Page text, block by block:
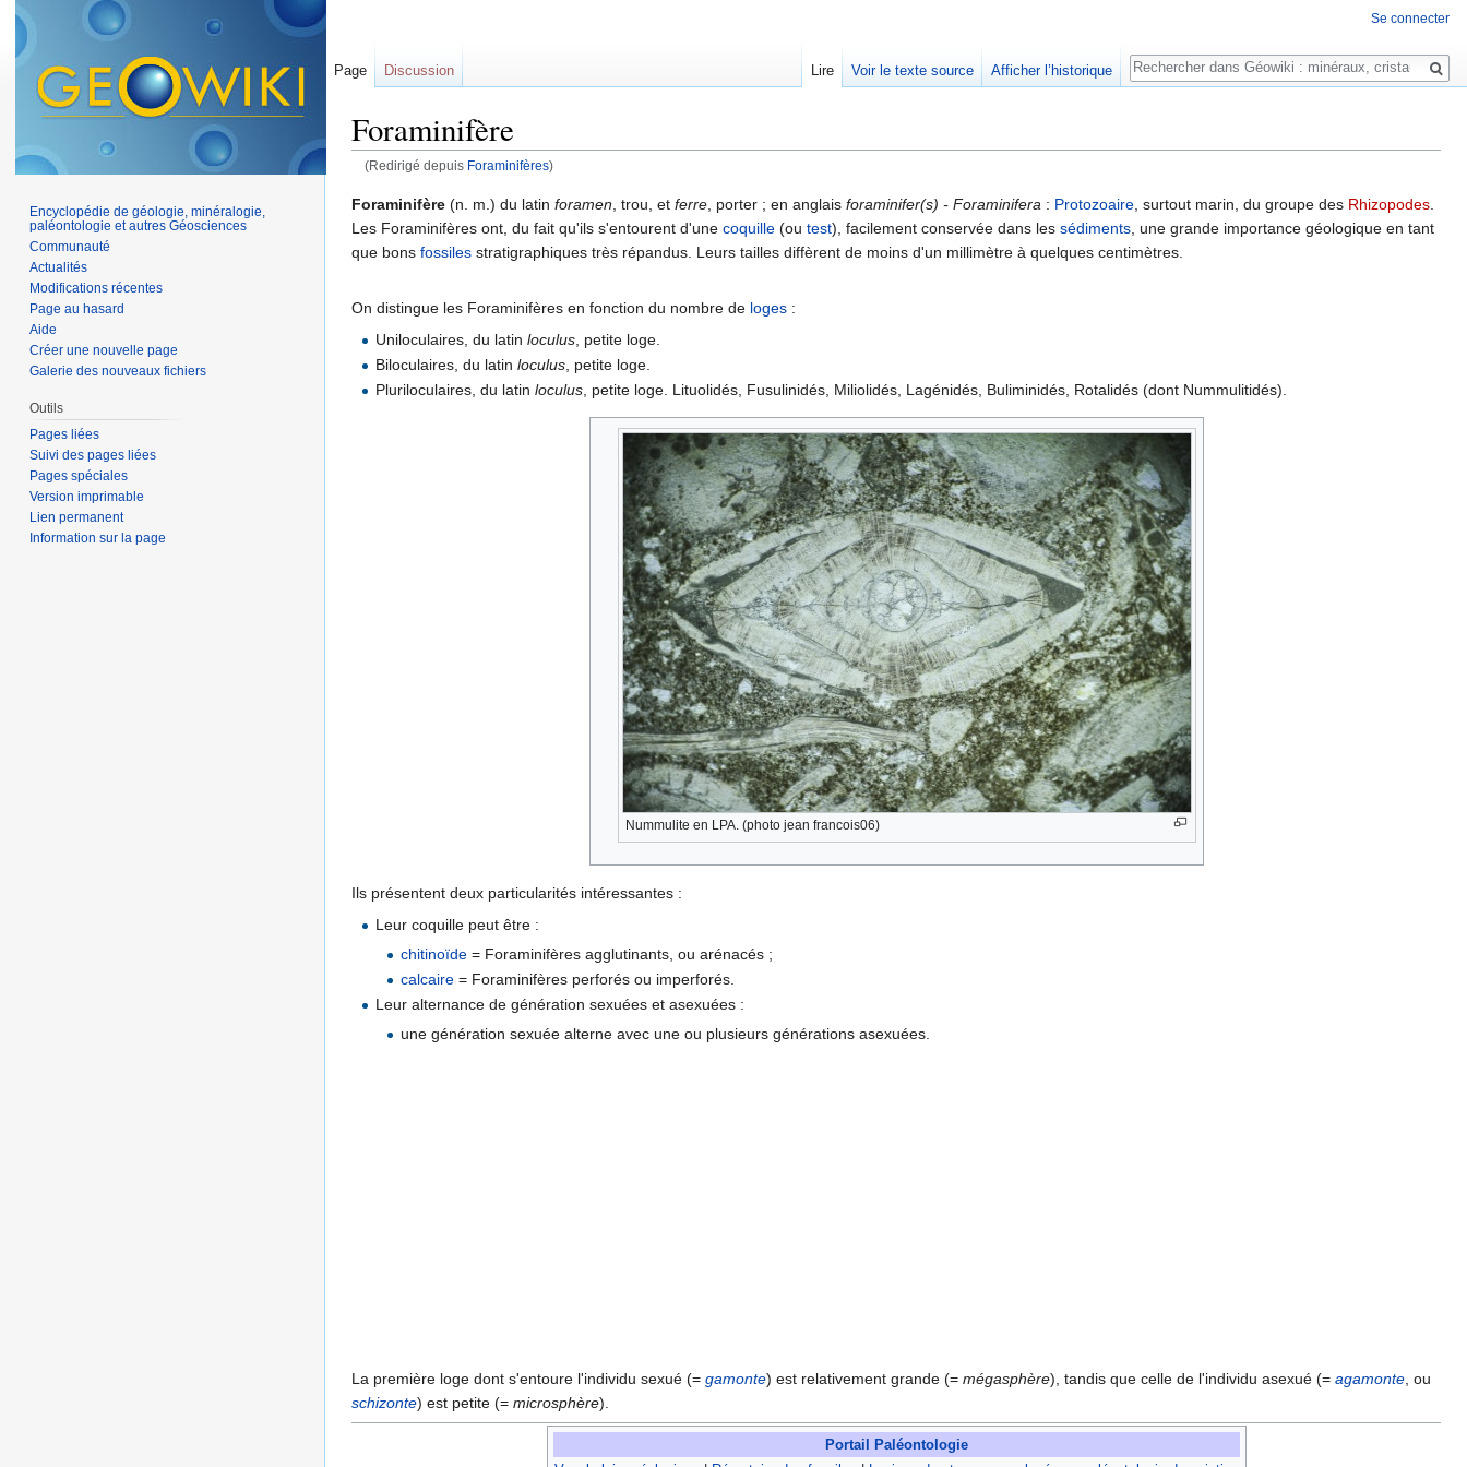
Foraminifère
(Redirigé depuis Foraminifères)
Foraminifère (n. m.) du latin foramen , trou, et ferre , porter ; en anglais foraminifer(s) - Foraminifera : Protozoaire , surtout marin, du groupe des Rhizopodes
Les Foraminifères ont, du fait qu'ils s'entourent d'une coquille (ou test), facilement conservée dans les sédiments , une grande importance géologique en tant
que bons fossiles stratigraphiques très répandus. Leurs tailles diffèrent de moins d'un millimètre à quelques centimètres.
On distingue les Foraminifères en fonction du nombre de loges :
Uniloculaires, du latinloculus , petite loge.
Biloculaires, du latinloculus , petite loge.
Pluriloculaires, du latinloculus, petite loge. Lituolidés, Fusulinidés, Miliolidés, Lagénidés, Buliminidés, Rotalidés (dont Nummulitidés).
Nummulite en LPA. (photo jean francois06)
Ils présentent deux particularités intéressantes :
Leur coquille peut être :
chitinoïde= Foraminifères agglutinants, ou arénacés ;
calcaire= Foraminifères perforés ou imperforés.
Leur alternance de génération sexuées et asexuées :
une génération sexuée alterne avec une ou plusieurs générations asexuées.
La première loge dont s'entoure l'individu sexué (= gamonte) est relativement grande (= mégasphère), tandis que celle de l'individu asexué (= agamonte , ou
schizonte) est petite (= microsphère).
Portail Paléontologie
Se connecter
Page Discussion Lire Voir le texte source Afficher l’historique
Rechercher
Encyclopédie de géologie, minéralogie,
paléontologie et autres Géosciences
Communauté
Actualités
Modifications récentes
Page au hasard
Aide
Créer une nouvelle page
Galerie des nouveaux fichiers
Outils
Pages liées
Suivi des pages liées
Pages spéciales
Version imprimable
Lien permanent
Information sur la page